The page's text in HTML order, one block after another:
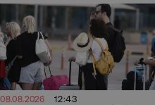
08.08.2026 12:43